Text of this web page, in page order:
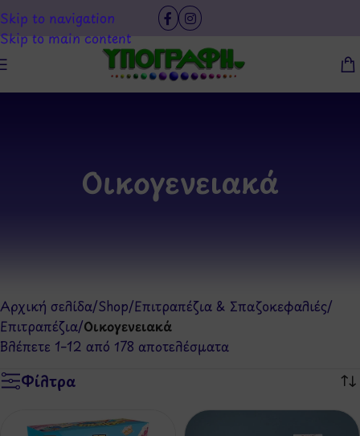
Skip to navigation
Skip to main content
Οικογενειακά
Αρχική σελίδα/Shop/Επιτραπέζια & Σπαζοκεφαλιές/
Επιτραπέζια/Οικογενειακά
Βλέπετε 1–12 από 178 αποτελέσματα
Φίλτρα